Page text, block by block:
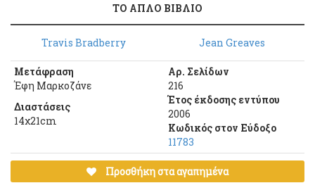
ΤΟ ΑΠΛΟ ΒΙΒΛΙΟ
Travis Bradberry Jean Greaves
Μετάφραση
Έφη Μαρκοζάνε
Διαστάσεις
14χ21cm
Αρ. Σελίδων
216
Έτος έκδοσης εντύπου
2006
Κωδικός στον Εύδοξο
11783
Προσθήκη στα αγαπημένα